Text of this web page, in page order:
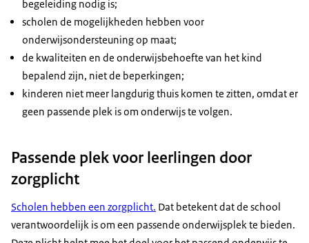
begeleiding nodig is;
scholen de mogelijkheden hebben voor
onderwijsondersteuning op maat;
de kwaliteiten en de onderwijsbehoefte van het kind
bepalend zijn, niet de beperkingen;
kinderen niet meer langdurig thuis komen te zitten, omdat er
geen passende plek is om onderwijs te volgen.
Passende plek voor leerlingen door
zorgplicht
Scholen hebben een zorgplicht. Dat betekent dat de school
verantwoordelijk is om een passende onderwijsplek te bieden.